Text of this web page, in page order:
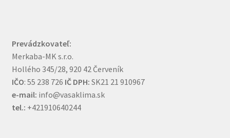
Prevádzkovateľ:
Merkaba-MK s.r.o.
Hollého 345/28, 920 42 Červeník
IČO: 55 238 726 IČ DPH: SK21 21 910967
e-mail: info@vasaklima.sk
tel.: +421910640244